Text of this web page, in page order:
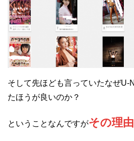
そして先ほども言っていたなぜU-
たほうが良いのか？
ということなんですがその理